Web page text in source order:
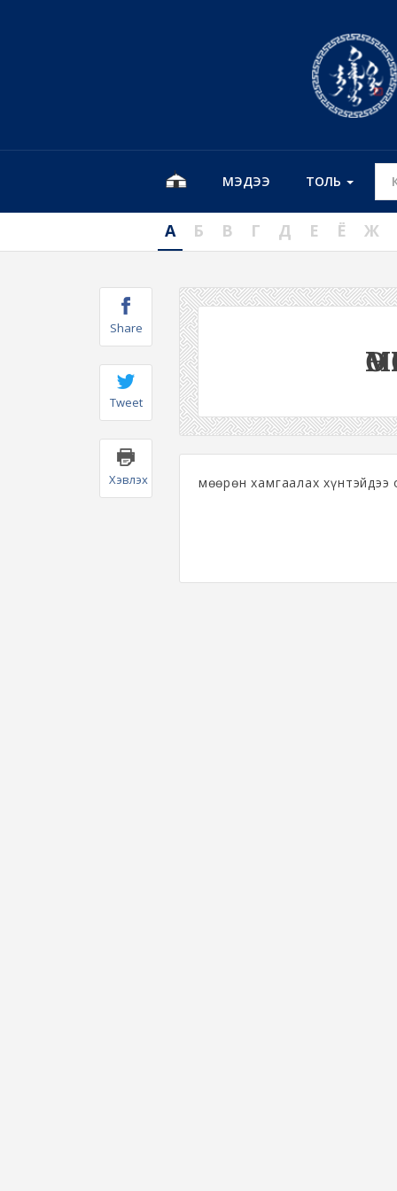
МЭДЭЭ ТОЛЬ
А Б В Г Д Е Ё Ж
Share
Tweet
Хэвлэх Өмөөрөн хамгаалах